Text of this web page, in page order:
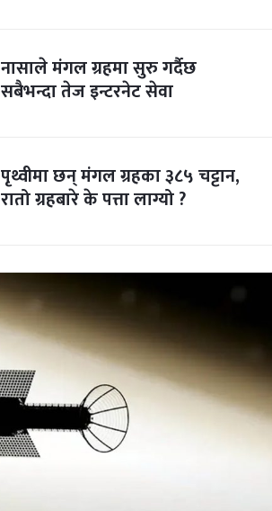
नासाले मंगल ग्रहमा सुरु गर्दैछ
सबैभन्दा तेज इन्टरनेट सेवा
पृथ्वीमा छन् मंगल ग्रहका ३८५ चट्टान,
रातो ग्रहबारे के पत्ता लाग्यो ?